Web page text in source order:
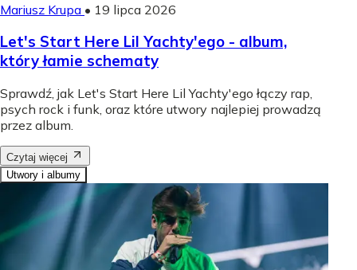
Mariusz Krupa • 19 lipca 2026
Let's Start Here Lil Yachty'ego - album,
który łamie schematy
Sprawdź, jak Let's Start Here Lil Yachty'ego łączy rap,
psych rock i funk, oraz które utwory najlepiej prowadzą
przez album.
Czytaj więcej
Utwory i albumy